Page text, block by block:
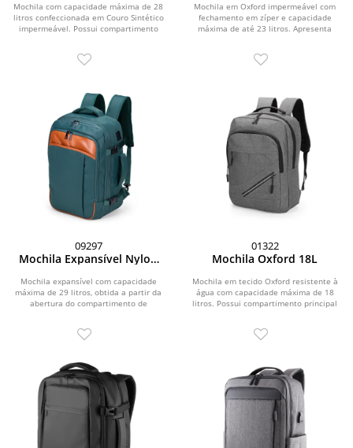
Mochila com capacidade máxima de 28
litros confeccionada em Couro Sintético
impermeável. Possui compartimento
Mochila em Oxford impermeável com
fechamento em zíper e capacidade
máxima de até 23 litros. Apresenta
09297
Mochila Expansível Nylon
Mochila expansível com capacidade
máxima de 29 litros, obtida a partir da
abertura do compartimento de
01322
Mochila Oxford 18L
Mochila em tecido Oxford resistente à
água com capacidade máxima de 18
litros. Possui compartimento principal